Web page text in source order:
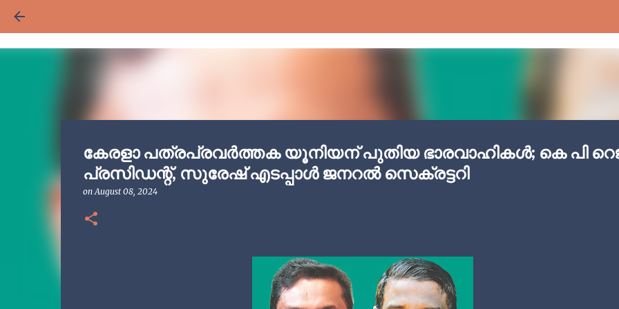
കേരളാ പത്രപ്രവര്‍ത്തക യൂനിയന് പുതിയ ഭാരവാഹികള്‍; കെ പി
പ്രസിഡന്റ്, സുരേഷ് എടപ്പാള്‍ ജനറല്‍ സെക്രട്ടറി
onAugust 08, 2024